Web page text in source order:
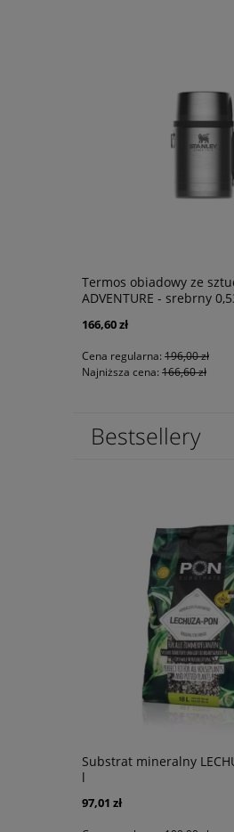
Termos obiadowy ze
ADVENTURE - srebrny
166,60 zł
Cena regularna: 196,00 zł
Najniższa cena: 166,60 zł
Bestsellery
Substrat mineralny
l
97,01 zł